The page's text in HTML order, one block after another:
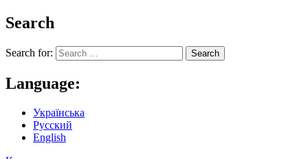
Search
Search for:
Language:
Українська
Русский
English